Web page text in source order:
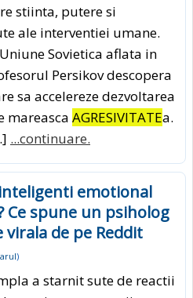
stiinta, putere si
ale interventiei umane.
Sovietica aflata in
Persikov descopera
sa accelereze dezvoltarea
mareasca AGRESIVITATEa.
...continuare.
emotional
Ce spune un psiholog
de pe Reddit
)
a starnit sute de reactii